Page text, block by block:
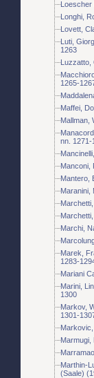
Loescher
Longhi,
Lovett,
Luti,
1263
Luzzatto,
1265-
Maffei,
Mallman,
nn. 1271-
Manconi,
Mantero,
Maranini,
Marchi,
Marek,
1283-
Mariani
Marini,
1300
Markov,
1301-
Marmugi,
Marthin-
(Saale)